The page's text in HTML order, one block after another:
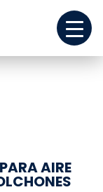
AIRE